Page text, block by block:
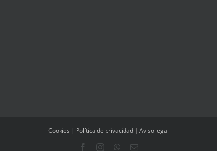
Cookies | Política de privacidad | Aviso legal
FacebookInstagramWhatsApp
Correo